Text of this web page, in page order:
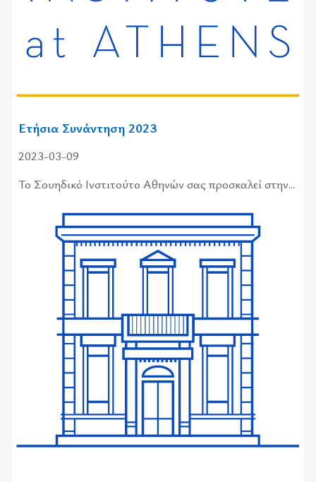
Ετήσια Συνάντηση 2023
2023-03-09
Το Σου­η­δι­κό Ινστι­τού­το Αθη­νών σας προ­σκα­λεί στην...